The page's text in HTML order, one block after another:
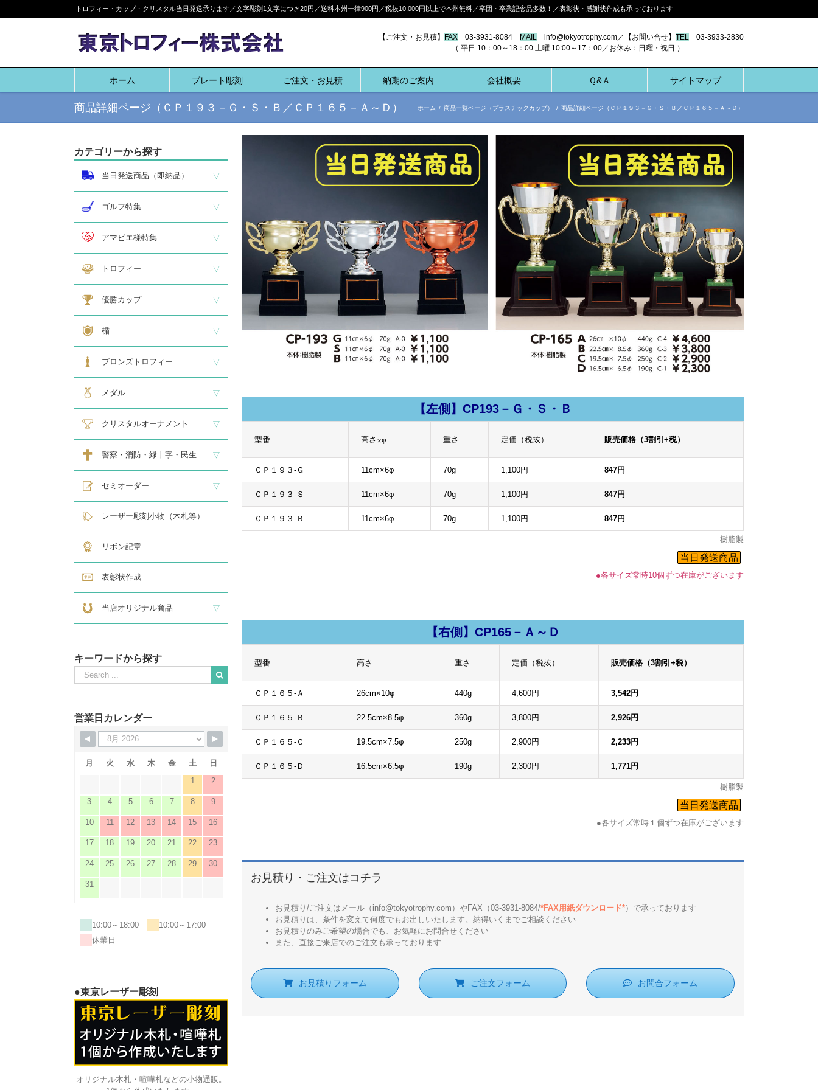
to
トロフィー・カップ・クリスタル当日発送承ります／文字彫刻1文字につき20円／送料本州一律900円／税抜10,000円以上で本州無料／卒団・卒業記念品多数！／表彰状・感謝状作成も承っております
【ご注文・お見積】 FAX 03-3931-8084 MAIL info@tokyotrophy.com／【お問い合せ】 TEL 03-3933-2830
（ 平日 10：00～18：00 土曜 10:00～17：00／お休み：日曜・祝日 ）
ホーム プレート彫刻 ご注文・お見積 納期のご案内 会社概要 Ｑ&Ａ サイトマップ
商品詳細ページ（ＣＰ１９３－Ｇ・Ｓ・Ｂ／ＣＰ１６５－Ａ～Ｄ） ホーム / 商品一覧ページ（プラスチックカップ） / 商品詳細ページ（ＣＰ１９３－Ｇ・Ｓ・Ｂ／ＣＰ１６５－Ａ～Ｄ）
【左側】CP193－Ｇ・Ｓ・Ｂ
型番 高さ×φ 重さ 定価（税抜） 販売価格（3割引+税）
ＣＰ１９３-Ｇ 11cm×6φ 70g 1,100円 847円
ＣＰ１９３-Ｓ 11cm×6φ 70g 1,100円 847円
ＣＰ１９３-Ｂ 11cm×6φ 70g 1,100円 847円
樹脂製
当日発送商品
●各サイズ常時10個ずつ在庫がございます
【右側】CP165－Ａ～Ｄ
型番 高さ 重さ 定価（税抜） 販売価格（3割引+税）
ＣＰ１６５-Ａ 26cm×10φ 440g 4,600円 3,542円
ＣＰ１６５-Ｂ 22.5cm×8.5φ 360g 3,800円 2,926円
ＣＰ１６５-Ｃ 19.5cm×7.5φ 250g 2,900円 2,233円
ＣＰ１６５-Ｄ 16.5cm×6.5φ 190g 2,300円 1,771円
樹脂製
当日発送商品
●各サイズ常時１個ずつ在庫がございます
お見積り・ご注文はコチラ
お見積り/ご注文はメール（info@tokyotrophy.com）やFAX（03-3931-8084/*FAX用紙ダウンロード*）で承っております
お見積りは、条件を変えて何度でもお出しいたします。納得いくまでご相談ください
お見積りのみご希望の場合でも、お気軽にお問合せください
また、直接ご来店でのご注文も承っております
お見積りフォーム ご注文フォーム お問合フォーム
カテゴリーから探す
当日発送商品（即納品）
即納品 トロフィー
即納品 優勝カップ
即納品 クリスタル
即納品 特価品
ゴルフ特集
ホールインワン
ゴルフ専用カップ
ゴルフ専用ブロンズ
ゴルフ専用クリスタル
アマビエ様特集
アマビエ木札
アマビエボールチェーンキーホルダー
アマビエトロフィー
トロフィー
大型トロフィー
中型トロフィー１
中型トロフィー２
小型トロフィー
メダル交換式トロフィー
ペナント優勝カップ
大型・高級カップ
レリーフ交換式カップ
スタンダードカップ
デザインカップ
ゴルフ専用カップ
オニックスカップ
ガラスカップ
カラーカップ
ゴールドカップ
プラスチックカップ
ペナント
楯
スタンダード楯１
スタンダード楯２
スタンダード楯３
ゴルフ・野球・サッカー
その他スポーツ、文化系専用楯
メダル・レリーフ交換式楯
ハローキティ楯
ブロンズトロフィー
スタンダードブロンズ
各種専用ブロンズ
ゴルフ専用ブロンズ
メダル・レリーフ交換式ブロンズ
ハローキティブロンズ
メダル
スタンダードメダル
大きなメダル(70mmφ～)
レリーフ式勲章型メダル
オリジナルメダル
メダルケース
クリスタルオーナメント
スタンダードクリスタル１
スタンダードクリスタル２
ゴルフ専用クリスタル
警察・消防・緑十字・民生
レリーフ交換式各種
民生・緑十字専用楯
自衛隊専用
警察消防関連メダル
セミオーダー
サンドブラスト
レーザー彫刻楯
フルカラーダイレクトプリント
インクジェットプリントエポ
オリジナル木札
レーザー彫刻小物（木札等）
リボン記章
表彰状作成
当店オリジナル商品
キーワードから探す
Search
for:
When autocomplete results are available use up and down arrows to review and enter to go to the desired page. Touch device users, explore by touch or with swipe gestures.
営業日カレンダー
月 火 水 木 金 土
日
1
2
3 4 5 6 7 8 9
10 11 12 13 14 15 16
17 18 19 20 21 22 23
24 25 26 27 28 29 30
31
10:00～18:00
10:00～17:00
休業日
●東京レーザー彫刻
オリジナル木札・喧嘩札などの小物通販。